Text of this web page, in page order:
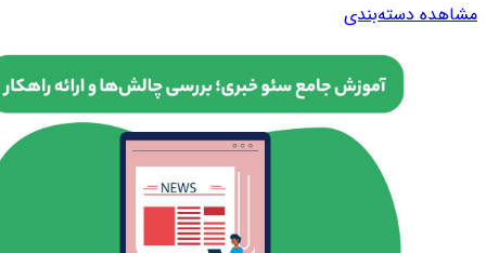
مشاهده دسته‌بندی